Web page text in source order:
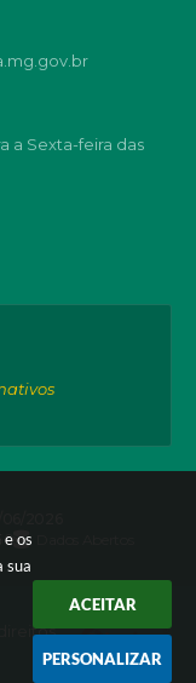
os
sua
ACEITAR
PERSONALIZAR
a Sexta-feira das